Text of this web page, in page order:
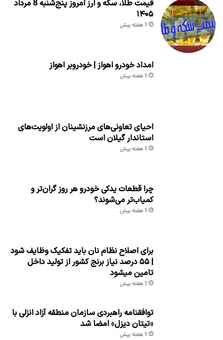
قیمت طلا، سکه و ارز امروز پنج‌شنبه 8 مرداد
۱۴۰۵
1 هفته پیش
امداد خودرو اهواز | خودروبر اهواز
1 هفته پیش
احیای تعاونی‌های مرزنشینان از اولویت‌های
استاندار گیلان است
1 هفته پیش
چرا قطعات یدکی خودرو هر روز گران‌تر و
کمیاب‌تر می‌شوند؟
1 هفته پیش
برای اصلاح نظام نان باید تفکیک وظایف شود
| ۵۵ درصد نیاز برنج کشور از تولید داخل
تامین میشود
1 هفته پیش
توافقنامه راهبردی سازمان منطقه آزاد انزلی با
«تیتان دیزل» امضا شد
1 هفته پیش